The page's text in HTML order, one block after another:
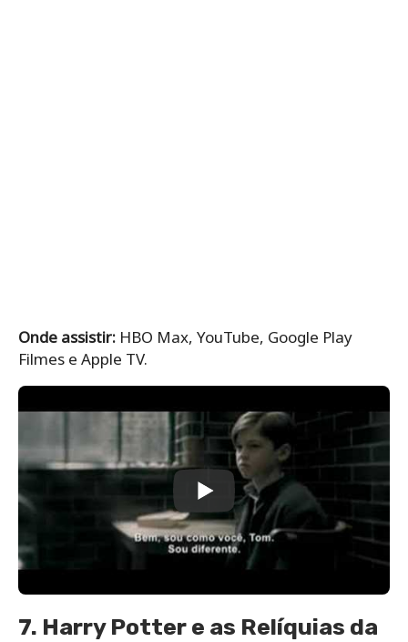
Onde assistir: HBO Max, YouTube, Google Play
Filmes e Apple TV.
7. Harry Potter e as Relíquias da